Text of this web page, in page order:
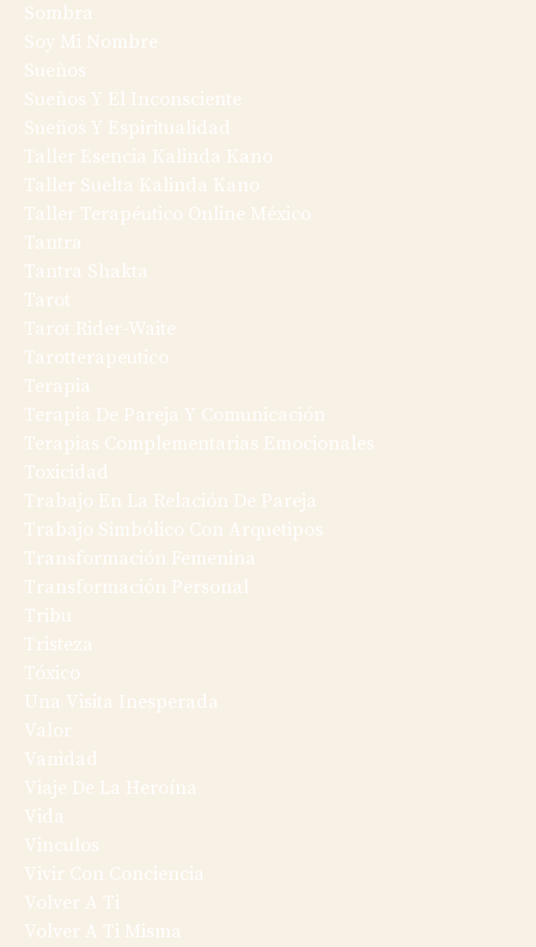
Sombra
Soy Mi Nombre
Sueños
Sueños Y El Inconsciente
Sueños Y Espiritualidad
Taller Esencia Kalinda Kano
Taller Suelta Kalinda Kano
Taller Terapéutico Online México
Tantra
Tantra Shakta
Tarot
Tarot Rider-Waite
Tarotterapeutico
Terapia
Terapia De Pareja Y Comunicación
Terapias Complementarias Emocionales
Toxicidad
Trabajo En La Relación De Pareja
Trabajo Simbólico Con Arquetipos
Transformación Femenina
Transformación Personal
Tribu
Tristeza
Tóxico
Una Visita Inesperada
Valor
Vanidad
Viaje De La Heroína
Vida
Vinculos
Vivir Con Conciencia
Volver A Ti
Volver A Ti Misma